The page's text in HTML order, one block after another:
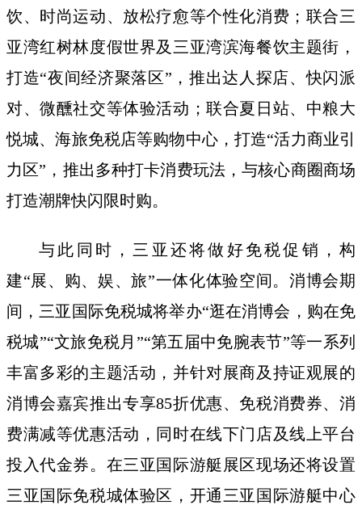
饮、时尚运动、放松疗愈等个性化消费；联合三
亚湾红树林度假世界及三亚湾滨海餐饮主题街，
打造“夜间经济聚落区”，推出达人探店、快闪派
对、微醺社交等体验活动；联合夏日站、中粮大
悦城、海旅免税店等购物中心，打造“活力商业引
力区”，推出多种打卡消费玩法，与核心商圈商场
打造潮牌快闪限时购。
与此同时，三亚还将做好免税促销，构
建“展、购、娱、旅”一体化体验空间。消博会期
间，三亚国际免税城将举办“逛在消博会，购在免
税城”“文旅免税月”“第五届中免腕表节”等一系列
丰富多彩的主题活动，并针对展商及持证观展的
消博会嘉宾推出专享85折优惠、免税消费券、消
费满减等优惠活动，同时在线下门店及线上平台
投入代金券。在三亚国际游艇展区现场还将设置
三亚国际免税城体验区，开通三亚国际游艇中心